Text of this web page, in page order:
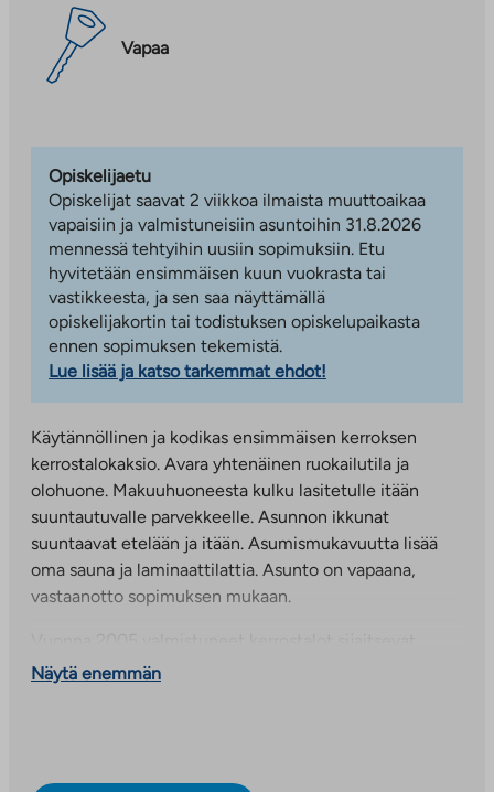
Vapaa
Opiskelijaetu
Opiskelijat saavat 2 viikkoa ilmaista muuttoaikaa
vapaisiin ja valmistuneisiin asuntoihin 31.8.2026
mennessä tehtyihin uusiin sopimuksiin. Etu
hyvitetään ensimmäisen kuun vuokrasta tai
vastikkeesta, ja sen saa näyttämällä
opiskelijakortin tai todistuksen opiskelupaikasta
ennen sopimuksen tekemistä.
Lue lisää ja katso tarkemmat ehdot!
Käytännöllinen ja kodikas ensimmäisen kerroksen
kerrostalokaksio. Avara yhtenäinen ruokailutila ja
olohuone. Makuuhuoneesta kulku lasitetulle itään
suuntautuvalle parvekkeelle. Asunnon ikkunat
suuntaavat etelään ja itään. Asumismukavuutta lisää
oma sauna ja laminaattilattia. Asunto on vapaana,
vastaanotto sopimuksen mukaan.
Tampereen Atalassa, josta on hyvät julkiset
Näytä enemmän